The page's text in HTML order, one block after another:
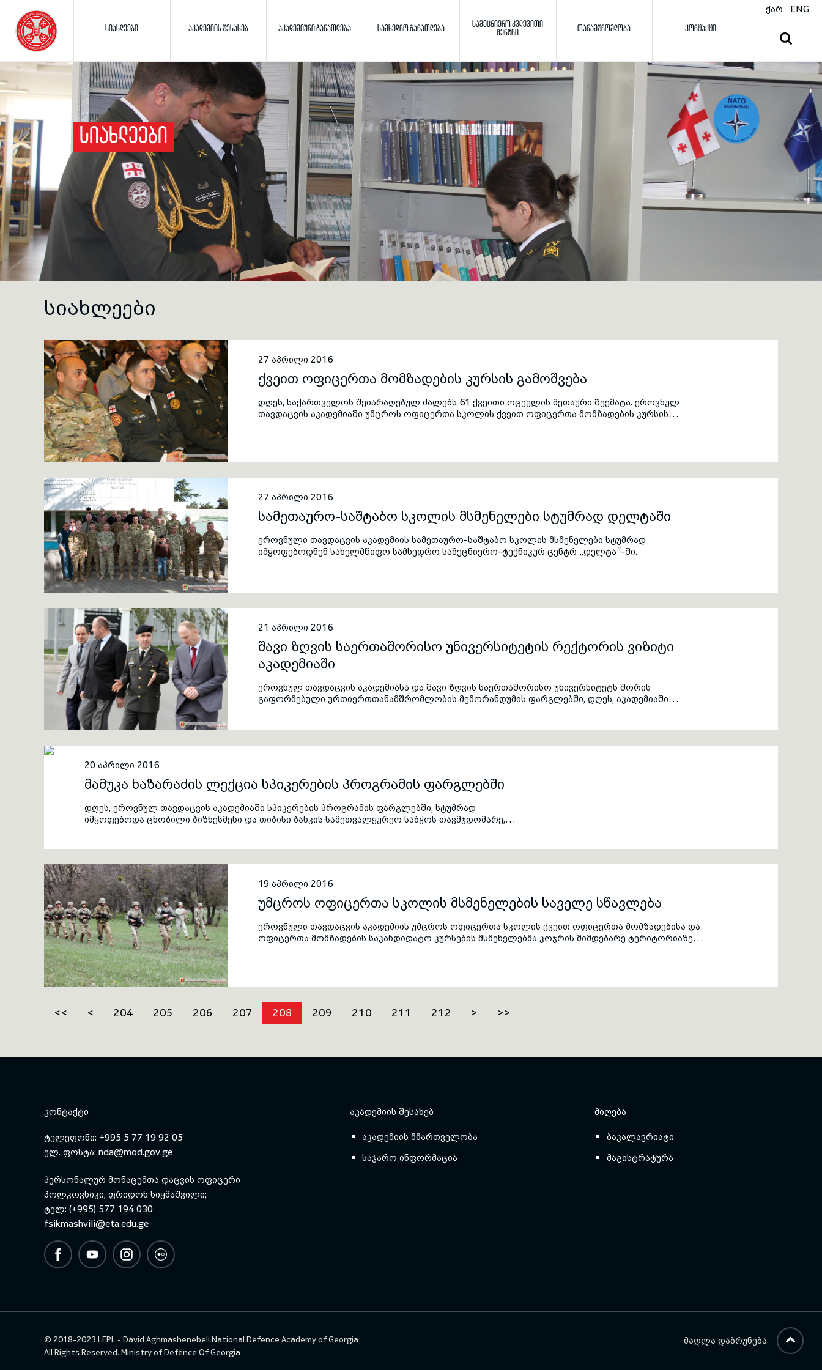
ქარ ENG
ძიება
Toggle search
ᲡᲘᲐᲮᲚᲔᲔᲑᲘ ᲐᲙᲐᲓᲔᲛᲘᲘᲡ ᲨᲔᲡᲐᲮᲔᲑ ᲐᲙᲐᲓᲔᲛᲘᲣᲠᲘ ᲒᲐᲜᲐᲗᲚᲔᲑᲐ ᲡᲐᲛᲮᲔᲓᲠᲝ ᲒᲐᲜᲐᲗᲚᲔᲑᲐ
ᲡᲐᲛᲔᲪᲜᲘᲔᲠᲝ ᲙᲕᲚᲔᲕᲘᲗᲘ
ᲪᲔᲜᲢᲠᲘ
ᲗᲐᲜᲐᲛᲨᲠᲝᲛᲚᲝᲑᲐ ᲙᲝᲜᲢᲐᲥᲢᲘ
ᲡᲘᲐᲮᲚᲔᲔᲑᲘ
ᲡᲘᲐᲮᲚᲔᲔᲑᲘ
27 აპრილი 2016
ქვეით ოფიცერთა მომზადების კურსის გამოშვება
დღეს, საქართველოს შეიარაღებულ ძალებს 61 ქვეითი ოცეულის მეთაური შეემატა. ეროვნულ
თავდაცვის აკადემიაში უმცროს ოფიცერთა სკოლის ქვეით ოფიცერთა მომზადების კურსის
27 აპრილი 2016
სამეთაურო-საშტაბო სკოლის მსმენელები სტუმრად დელტაში
ეროვნული თავდაცვის აკადემიის სამეთაურო-საშტაბო სკოლის მსმენელები სტუმრად
იმყოფებოდნენ სახელმწიფო სამხედრო სამეცნიერო-ტექნიკურ ცენტრ „დელტა“-ში.
21 აპრილი 2016
შავი ზღვის საერთაშორისო უნივერსიტეტის რექტორის ვიზიტი
აკადემიაში
ეროვნულ თავდაცვის აკადემიასა და შავი ზღვის საერთაშორისო უნივერსიტეტს შორის
გაფორმებული ურთიერთთანამშრომლობის მემორანდუმის ფარგლებში, დღეს, აკადემიაში
20 აპრილი 2016
მამუკა ხაზარაძის ლექცია სპიკერების პროგრამის ფარგლებში
დღეს, ეროვნულ თავდაცვის აკადემიაში სპიკერების პროგრამის ფარგლებში, სტუმრად
იმყოფებოდა ცნობილი ბიზნესმენი და თიბისი ბანკის სამეთვალყურეო საბჭოს თავმჯდომარე,
19 აპრილი 2016
უმცროს ოფიცერთა სკოლის მსმენელების საველე სწავლება
ეროვნული თავდაცვის აკადემიის უმცროს ოფიცერთა სკოლის ქვეით ოფიცერთა მომზადებისა და
ოფიცერთა მომზადების საკანდიდატო კურსების მსმენელებმა კოჯრის მიმდებარე ტერიტორიაზე
<< < 204 205 206 207 208 209 210 211 212 > >>
ᲙᲝᲜᲢᲐᲥᲢᲘ
ტელეფონი: +995 5 77 19 92 05
ელ. ფოსტა: nda@mod.gov.ge
პერსონალურ მონაცემთა დაცვის ოფიცერი
პოლკოვნიკი, ფრიდონ სიყმაშვილი;
ტელ: (+995) 577 194 030
fsikmashvili@eta.edu.ge
ᲐᲙᲐᲓᲔᲛᲘᲘᲡ ᲨᲔᲡᲐᲮᲔᲑ
აკადემიის მმართველობა
საჯარო ინფორმაცია
ᲛᲘᲦᲔᲑᲐ
ბაკალავრიატი
მაგისტრატურა
© 2018-2023 LEPL - David Aghmashenebeli National Defence Academy of Georgia
All Rights Reserved. Ministry of Defence Of Georgia
ᲛᲐᲦᲚᲐ ᲓᲐᲑᲠᲣᲜᲔᲑᲐ